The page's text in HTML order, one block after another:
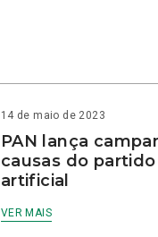
14 de maio de 2023
PAN lança
causas do
artificial
VER MAIS